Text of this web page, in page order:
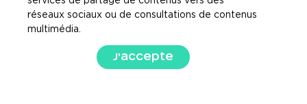
réseaux sociaux ou de consultations de contenus
multimédia.
J'accepte